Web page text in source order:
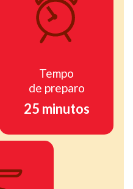
Tempo
de preparo
25 minutos